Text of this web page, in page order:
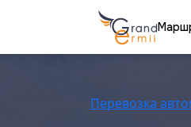
Перевозка